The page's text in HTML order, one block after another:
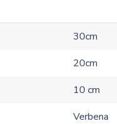
30cm
20cm
10 cm
Verbena